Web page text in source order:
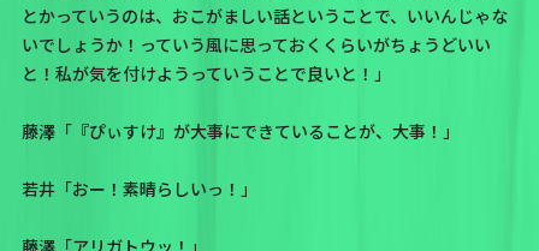
とかっていうのは、おこがましい話ということで、いいんじゃな
いでしょうか！っていう風に思っておくくらいがちょうどいい
と！私が気を付けようっていうことで良いと！」
藤澤「『ぴぃすけ』が大事にできていることが、大事！」
若井「おー！素晴らしいっ！」
藤澤「アリガトウッ！」